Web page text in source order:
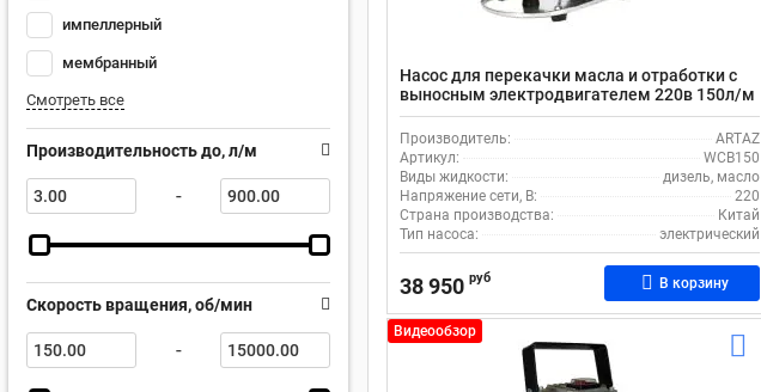
импеллерный
мембранный
Смотреть все
Производительность до, л/м
-
Скорость вращения, об/мин
-
Насос для перекачки масла и отработки с
выносным электродвигателем 220в 150л/м
WCB-150
Производитель:
ARTAZ
Артикул:
WCB150
Виды жидкости:
дизель, масло
Напряжение сети, В:
220
Страна производства:
Китай
Тип насоса:
электрический
38 950 руб В корзину
Видеообзор